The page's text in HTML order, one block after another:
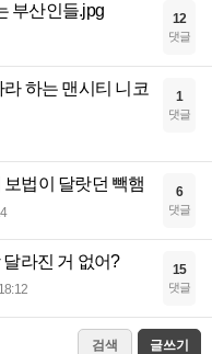
부산인들.jpg 12
댓글
하는 맨시티 니코
1
댓글
법이 달랏던 빽햄 6
댓글
달라진 거 없어?
18:12
15
댓글
검색 글쓰기